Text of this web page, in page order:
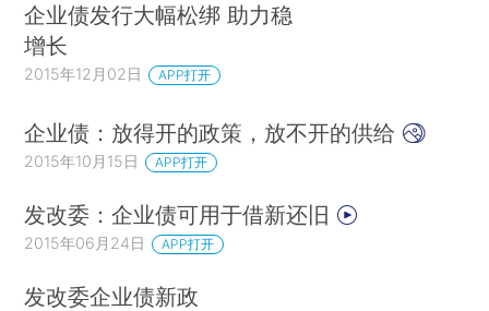
企业债发行大幅松绑 助力稳
增长
2015年12月02日 APP打开
企业债：放得开的政策，放不开的供给
2015年10月15日 APP打开
发改委：企业债可用于借新还旧
2015年06月24日 APP打开
发改委企业债新政